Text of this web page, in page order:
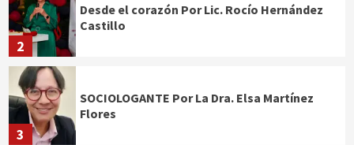
2
Desde el corazón Por Lic. Rocío Hernández
Castillo
3
SOCIOLOGANTE Por La Dra. Elsa Martínez
Flores